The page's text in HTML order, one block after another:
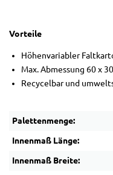
Vorteile
Höhenvariabler
Max. Abmessung 60 x
Recycelbar und
Palettenmenge:
Innenmaß Länge:
Innenmaß Breite: